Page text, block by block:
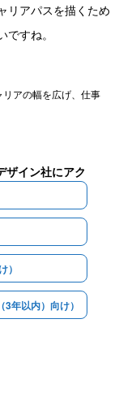
リアパスを描くため
すね。
ザイン社にアク
）
年以内）向け）